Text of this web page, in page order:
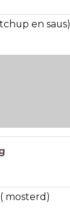
en saus)
mosterd)